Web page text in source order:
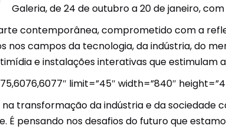
Contrato de Seviços – SSI –
Indústria
Galeria, de 24 de outubro a 20 de janeiro,
contemporânea, comprometido com a
campos da tecnologia, da indústria, do
e instalações interativas que estimulam
limit=”45″ width=”840″
transformação da indústria e da sociedade
É pensando nos desafios do futuro que